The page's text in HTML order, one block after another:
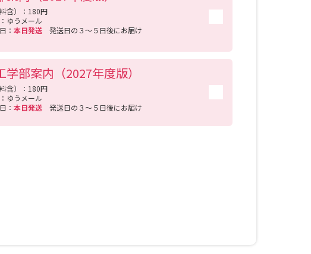
学問分野解説 学問の教科書
含）：180円
ゆうメール
： 本日発送 発送日の３～５日後にお届け
学部案内（2027年度版）
含）：180円
ゆうメール
： 本日発送 発送日の３～５日後にお届け